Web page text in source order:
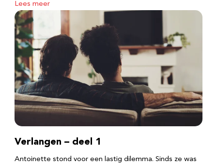
Lees meer
Verlangen – deel 1
Antoinette stond voor een lastig dilemma. Sinds ze was